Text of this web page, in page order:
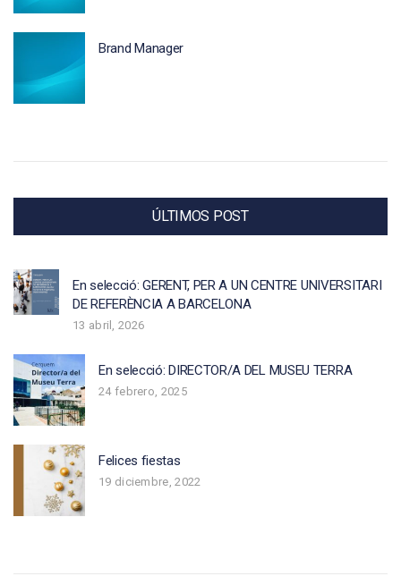
Brand Manager
ÚLTIMOS POST
En selecció: GERENT, PER A UN CENTRE UNIVERSITARI
DE REFERÈNCIA A BARCELONA
13 abril, 2026
En selecció: DIRECTOR/A DEL MUSEU TERRA
24 febrero, 2025
Felices fiestas
19 diciembre, 2022